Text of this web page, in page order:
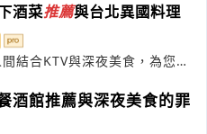
酒菜推薦與台北異國料理
結合KTV與深夜美食，為您打
酒館推薦與深夜美食的罪